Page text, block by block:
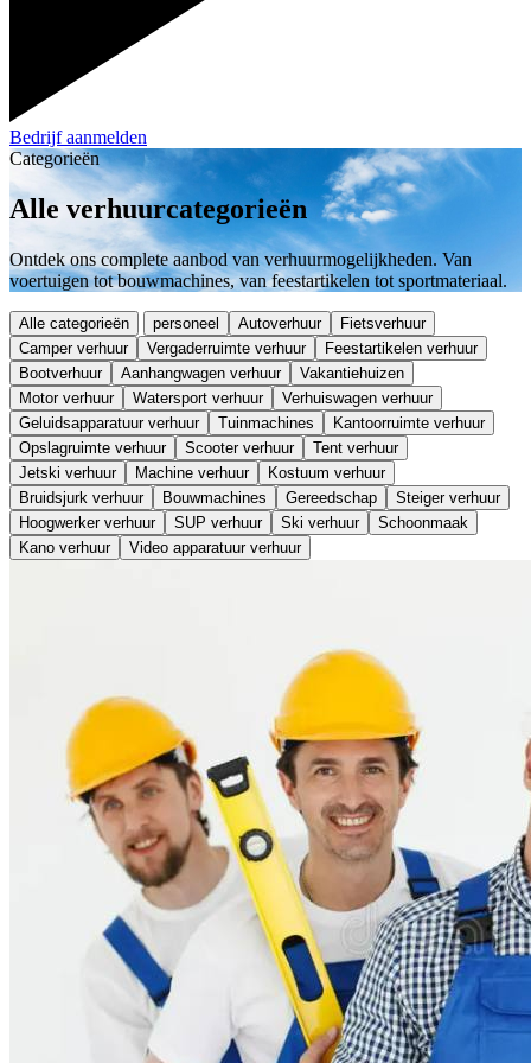
Bedrijf aanmelden
Categorieën
Alle verhuurcategorieën
Ontdek ons complete aanbod van verhuurmogelijkheden. Van
voertuigen tot bouwmachines, van feestartikelen tot sportmateriaal.
Alle categorieën personeel Autoverhuur
Fietsverhuur
Camper verhuur
Vergaderruimte verhuur
Feestartikelen verhuur
Bootverhuur
Aanhangwagen verhuur
Vakantiehuizen
Motor verhuur
Watersport verhuur
Verhuiswagen verhuur
Geluidsapparatuur verhuur
Tuinmachines
Kantoorruimte verhuur
Opslagruimte verhuur
Scooter verhuur
Tent verhuur
Jetski verhuur
Machine verhuur
Kostuum verhuur
Bruidsjurk verhuur
Bouwmachines Gereedschap
Steiger verhuur
Hoogwerker verhuur
SUP verhuur Ski verhuur
Schoonmaak
Kano verhuur
Video apparatuur verhuur